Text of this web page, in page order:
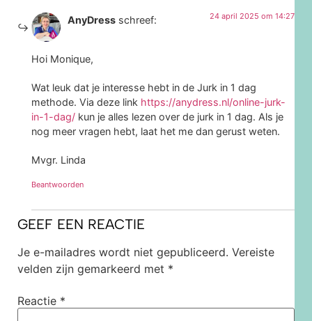
AnyDress schreef: 24 april 2025 om 14:27
Hoi Monique,
Wat leuk dat je interesse hebt in de Jurk in 1 dag
methode. Via deze link https://anydress.nl/online-jurk-
in-1-dag/ kun je alles lezen over de jurk in 1 dag. Als je
nog meer vragen hebt, laat het me dan gerust weten.
Mvgr. Linda
Beantwoorden
GEEF EEN REACTIE
Je e-mailadres wordt niet gepubliceerd. Vereiste
velden zijn gemarkeerd met *
Reactie *